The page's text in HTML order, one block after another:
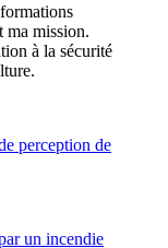
ma mission.
à la sécurité
perception de
un incendie